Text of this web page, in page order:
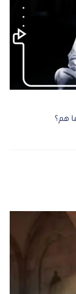
هم؟